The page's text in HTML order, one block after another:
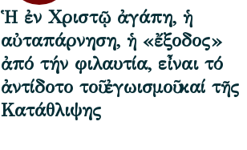
Ἡ ἐν Χριστῷ ἀγάπη, ἡ
αὐταπάρνηση, ἡ «ἔξοδος»
ἀπό τήν φιλαυτία, εἶναι τό
ἀντίδοτο τοῦ ἐγωισμοῦ καί τῆς
Κατάθλιψης